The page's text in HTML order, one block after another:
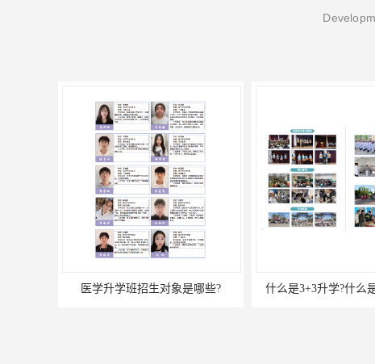
学升学班招生对象是哪些? 什么是3+3升学?什么是2+3升学?